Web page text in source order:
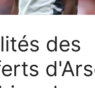
des